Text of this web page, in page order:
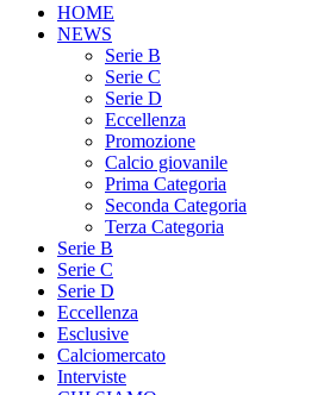
HOME
NEWS
Serie B
Serie C
Serie D
Eccellenza
Promozione
Calcio giovanile
Prima Categoria
Seconda Categoria
Terza Categoria
Serie B
Serie C
Serie D
Eccellenza
Esclusive
Calciomercato
Interviste